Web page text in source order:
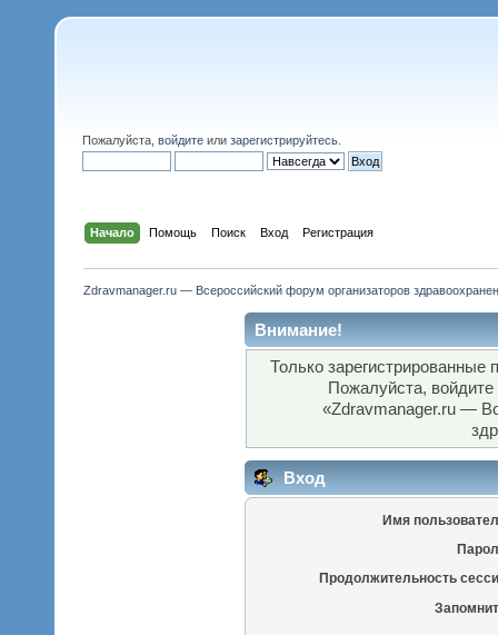
Пожалуйста, войдите или зарегистрируйтесь
Начало Помощь Поиск Вход Регистрация
Zdravmanager.ru — Всероссийский форум организаторов
Внимание!
Только зарегистрированные
Пожалуйста,
«Zdravmanager.ru —
Вход
Имя
Продолжительность